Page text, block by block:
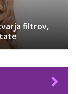
filtrov,